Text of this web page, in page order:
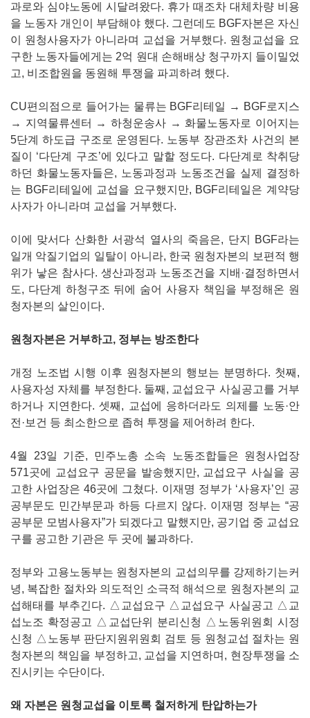
과로와 심야노동에 시달려왔다. 휴가 때조차 대체차량 비용
을 노동자 개인이 부담해야 했다. 그런데도 BGF자본은 자신
이 원청사용자가 아니라며 교섭을 거부했다. 원청교섭을 요
구한 노동자들에게는 2억 원대 손해배상 청구까지 들이밀었
고, 비조합원을 동원해 투쟁을 파괴하려 했다.
CU편의점으로 들어가는 물류는 BGF리테일 → BGF로지스
→ 지역물류센터 → 하청운송사 → 화물노동자로 이어지는
5단계 하도급 구조로 운영된다. 노동부 장관조차 사건의 본
질이 ‘다단계 구조’에 있다고 말할 정도다. 다단계로 착취당
하던 화물노동자들은, 노동과정과 노동조건을 실제 결정하
는 BGF리테일에 교섭을 요구했지만, BGF리테일은 계약당
사자가 아니라며 교섭을 거부했다.
이에 맞서다 산화한 서광석 열사의 죽음은, 단지 BGF라는
일개 악질기업의 일탈이 아니라, 한국 원청자본의 보편적 행
위가 낳은 참사다. 생산과정과 노동조건을 지배·결정하면서
도, 다단계 하청구조 뒤에 숨어 사용자 책임을 부정해온 원
청자본의 살인이다.
원청자본은 거부하고, 정부는 방조한다
개정 노조법 시행 이후 원청자본의 행보는 분명하다. 첫째,
사용자성 자체를 부정한다. 둘째, 교섭요구 사실공고를 거부
하거나 지연한다. 셋째, 교섭에 응하더라도 의제를 노동·안
전·보건 등 최소한으로 좁혀 투쟁을 제어하려 한다.
4월 23일 기준, 민주노총 소속 노동조합들은 원청사업장
571곳에 교섭요구 공문을 발송했지만, 교섭요구 사실을 공
고한 사업장은 46곳에 그쳤다. 이재명 정부가 ‘사용자’인 공
공부문도 민간부문과 하등 다르지 않다. 이재명 정부는 “공
공부문 모범사용자”가 되겠다고 말했지만, 공기업 중 교섭요
구를 공고한 기관은 두 곳에 불과하다.
정부와 고용노동부는 원청자본의 교섭의무를 강제하기는커
녕, 복잡한 절차와 의도적인 소극적 해석으로 원청자본의 교
섭해태를 부추긴다. △교섭요구 △교섭요구 사실공고 △교
섭노조 확정공고 △교섭단위 분리신청 △노동위원회 시정
신청 △노동부 판단지원위원회 검토 등 원청교섭 절차는 원
청자본의 책임을 부정하고, 교섭을 지연하며, 현장투쟁을 소
진시키는 수단이다.
왜 자본은 원청교섭을 이토록 철저하게 탄압하는가